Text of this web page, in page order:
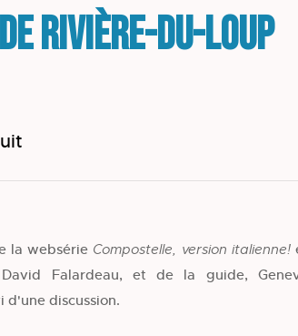
Rivière-du-Loup
la websérie Compostelle, version italienne!
David Falardeau, et de la guide,
d'une discussion.